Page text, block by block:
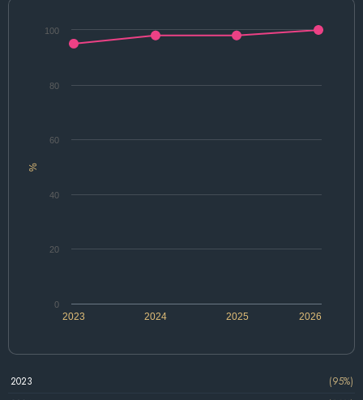
%
2024 2026
2023 2025
0
20
40
60
80
100
2023
(95%)